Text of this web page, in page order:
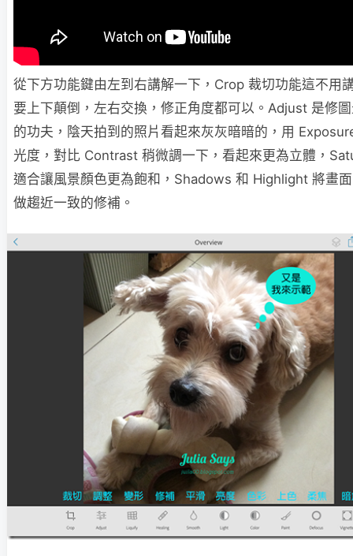
從下方功能鍵由左到右講解一下，Crop 裁切功能這不用
要上下顛倒，左右交換，修正角度都可以。Adjust 是修
的功夫，陰天拍到的照片看起來灰灰暗暗的，用
光度，對比 Contrast 稍微調一下，看起來更為立體，
適合讓風景顏色更為飽和，Shadows 和 Highlight 將畫
做趨近一致的修補。